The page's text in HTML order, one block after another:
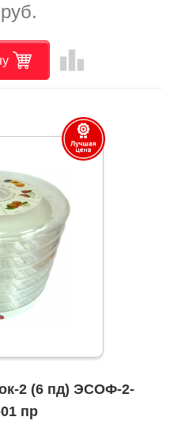
leaderboard
2 (6 пд) ЭСОФ-2-
пр